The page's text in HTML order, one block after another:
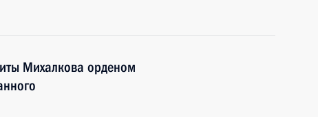
Михалкова орденом